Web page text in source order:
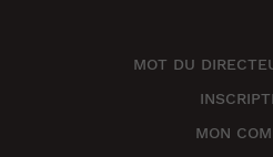
MOT DU
MON